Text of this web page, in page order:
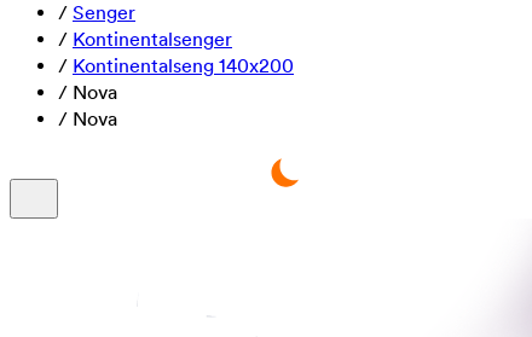
/ Senger
/ Kontinentalsenger
/ Kontinentalseng 140x200
/ Nova
/ Nova